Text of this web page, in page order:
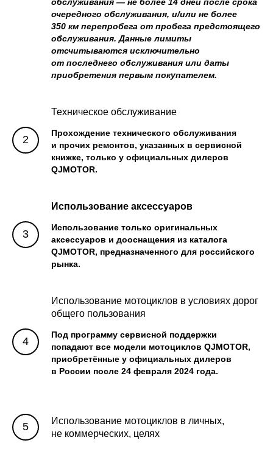
очередного обслуживания, и/или не более
350 км перепробега от пробега предстоящего
обслуживания. Данные лимиты
отсчитываются исключительно
от последнего обслуживания или даты
приобретения первым покупателем.
Техническое обслуживание
Прохождение технического обслуживания
и прочих ремонтов, указанных в сервисной
книжке, только у официальных дилеров
QJMOTOR.
Использование аксессуаров
Использование только оригинальных
аксессуаров и дооснащения из каталога
QJMOTOR, предназначенного для российского
рынка.
Использование мотоциклов в условиях дорог
общего пользования
Под программу сервисной поддержки
попадают все модели мотоциклов QJMOTOR,
приобретённые у официальных дилеров
в России после 24 февраля 2024 года.
Использование мотоциклов в личных,
не коммерческих, целях